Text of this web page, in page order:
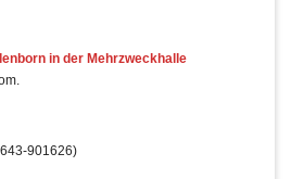
in der Mehrzweckhalle
901626)